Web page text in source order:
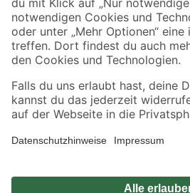
Jetzt die toom-App herunterladen
Alle Preisangaben in EUR inkl. gesetzl. MwSt.. Die
Umständen nicht in allen Märkten verfügbar. Die
Produkte nur solange der Vorrat reicht.
*Paketversand ab 59 € versandkostenfrei, gilt nicht für
Privatsphäre Impressum